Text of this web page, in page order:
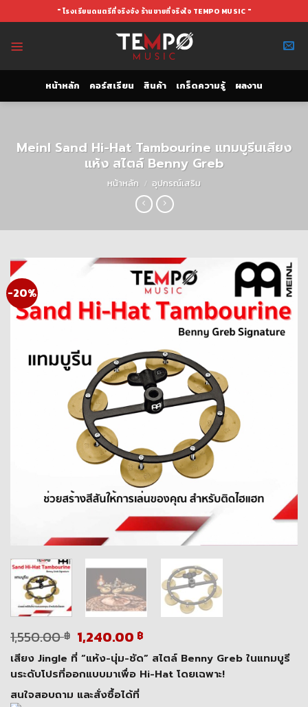
to
" โรงเรียนดนตรีที่จริงจัง ร้านขายที่จริงใจ TEMPO MUSIC "
หน้าหลัก คอร์สเรียน สินค้า เกร็ดความรู้ ผลงาน
Meinl Sand Hi-Hat Tambourine แทมบูรีนเสียง
แห้ง สไตล์ Benny Greb
หน้าหลัก / อุปกรณ์เสริม
-20%
1,550.00฿ Original
price
was:
1,550.00 ฿.
1,240.00 ฿Current
price
is:
1,240.00 ฿.
เสียง Jingle ที่ “แห้ง-นุ่ม-ชัด” สไตล์ Benny Greb ในแทมบูรี
นระดับโปรที่ออกแบบมาเพื่อ Hi-Hat โดยเฉพาะ!
สนใจสอบถาม และสั่งซื้อได้ที่